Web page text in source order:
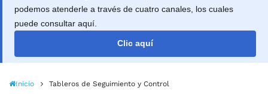
podemos atenderle a través de cuatro canales, los cuales
puede consultar aquí.
Clic aquí
Inicio Tableros de Seguimiento y Control